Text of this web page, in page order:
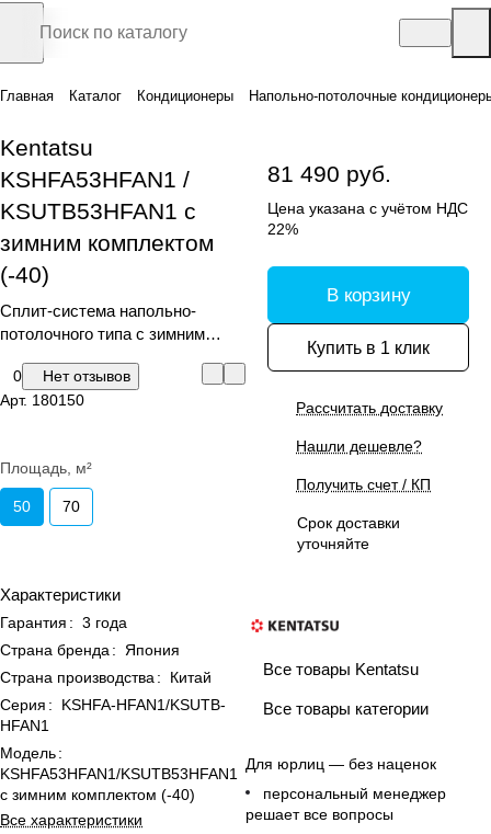
Главная Каталог Кондиционеры Напольно-потолочные
Kentatsu
KSHFA53HFAN1 /
KSUTB53HFAN1 с
зимним комплектом
(-40)
Сплит-система напольно-
потолочного типа с зимним
0
Нет отзывов
Арт. 180150
Площадь, м²
50 70
Характеристики
Гарантия : 3 года
Страна бренда :
Япония
Страна производства :
Китай
Серия :
KSHFA-HFAN1/KSUTB-
HFAN1
Модель:
KSHFA53HFAN1/KSUTB53HFAN1
с зимним комплектом (-40)
Все характеристики
81 490 руб.
Цена указана с учётом НДС
22%
В корзину
Купить в 1 клик
Рассчитать доставку
Нашли дешевле?
Получить счет / КП
Срок доставки
уточняйте
Все товары Kentatsu
Все товары категории
Для юрлиц — без наценок
персональный менеджер
решает все вопросы